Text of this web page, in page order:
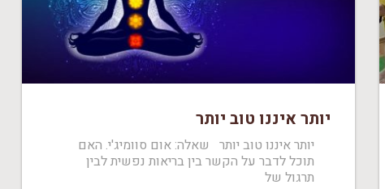
יותר איננו טוב יותר
יותר איננו טוב יותר שאלה: אום סוומיג'י. האם
תוכל לדבר על הקשר בין בריאות נפשית לבין
תרגול של